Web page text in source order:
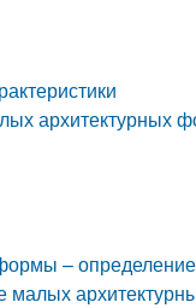
архитектурных
– определение